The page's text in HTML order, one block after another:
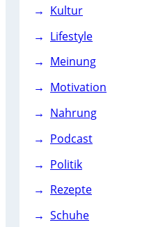
Kultur
Lifestyle
Meinung
Motivation
Nahrung
Podcast
Politik
Rezepte
Schuhe